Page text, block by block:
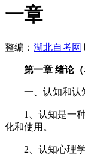
一章
整编： 湖北自考网
第一章 绪论（
一、认知和认
1、认知是一种
化和使用。
2、认知心理学